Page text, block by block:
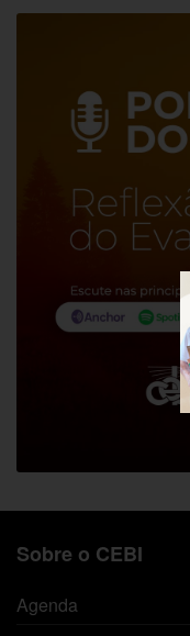
Sobre o CEBI
Agenda